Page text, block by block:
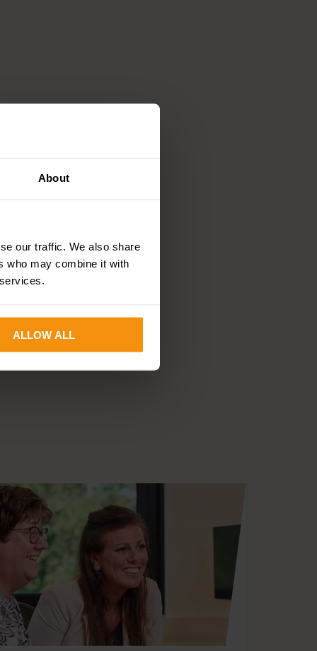
About
our traffic. We also share
who may combine it with
ALLOW ALL